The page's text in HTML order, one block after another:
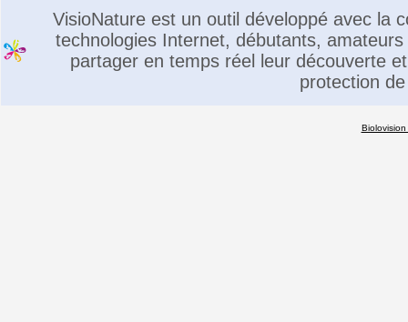
VisioNature est un outil développé avec la
technologies Internet, débutants,
partager en temps réel leur découverte
protection
Biolovision